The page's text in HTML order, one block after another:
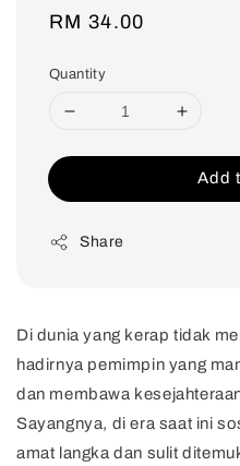
Regular
RM 34.00
Quantity
Add
Share
Di dunia yang kerap tidak
hadirnya pemimpin yang
dan membawa
Sayangnya, di era saat ini
amat langka dan sulit